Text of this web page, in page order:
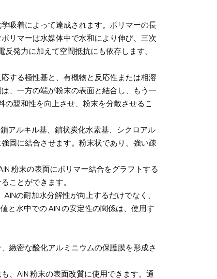
吸着によって達成されます。ポリマーの長
リマーは水媒体中で水和により伸び、三次
発力に加えて空間抵抗にも依存します。
する極性基と、有機物と反応性または相溶
、一方の端が粉末の表面と結合し、もう一
親和性を向上させ、粉末を分散させるこ
アルキル基、鎖状炭化水素基、シクロアル
固に結合させます。粉末状であり、強い疎
粉末の表面にポリマー結合をグラフトする
ことができます。
の耐加水分解性が向上するだけでなく、
と水中での AlN の安定性の関係は、使用す
緻密な酸化アルミニウムの保護膜を形成さ
、AlN 粉末の表面改質に使用できます。通